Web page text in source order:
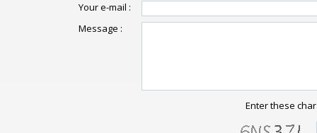
Your e-mail :
Message :
Enter these